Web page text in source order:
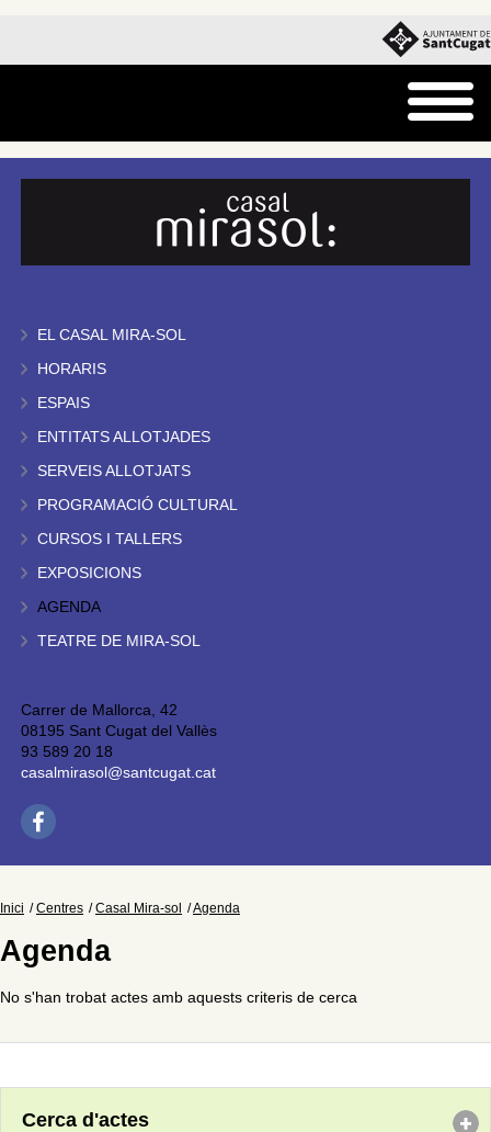
EL CASAL MIRA-SOL
HORARIS
ESPAIS
ENTITATS ALLOTJADES
SERVEIS ALLOTJATS
PROGRAMACIÓ CULTURAL
CURSOS I TALLERS
EXPOSICIONS
AGENDA
TEATRE DE MIRA-SOL
Carrer de Mallorca, 42
08195 Sant Cugat del Vallès
93 589 20 18
casalmirasol@santcugat.cat
Inici Centres Casal Mira-sol Agenda
Agenda
No s'han trobat actes amb aquests criteris de cerca
Cerca d'actes